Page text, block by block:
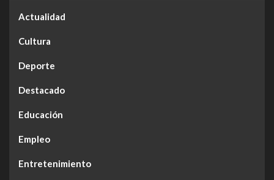
Actualidad
Cultura
Deporte
Destacado
Educación
Empleo
Entretenimiento